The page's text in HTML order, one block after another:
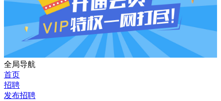
全局导航
首页
招聘
发布招聘